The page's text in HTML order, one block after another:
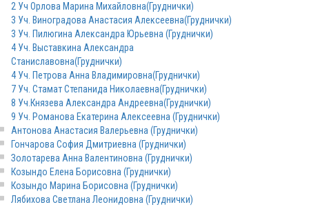
2 Уч Орлова Марина Михайловна(Груднички)
3 Уч. Виноградова Анастасия Алексеевна(Груднички)
3 Уч. Пилюгина Александра Юрьевна (Груднички)
4 Уч. Выставкина Александра
Станиславовна(Груднички)
4 Уч. Петрова Анна Владимировна(Груднички)
7 Уч. Стамат Степанида Николаевна(Груднички)
8 Уч.Князева Александра Андреевна(Груднички)
9 Уч. Романова Екатерина Алексеевна (Груднички)
Антонова Анастасия Валерьевна (Груднички)
Гончарова София Дмитриевна (Груднички)
Золотарева Анна Валентиновна (Груднички)
Козындо Елена Борисовна (Груднички)
Козындо Марина Борисовна (Груднички)
Лябихова Светлана Леонидовна (Груднички)